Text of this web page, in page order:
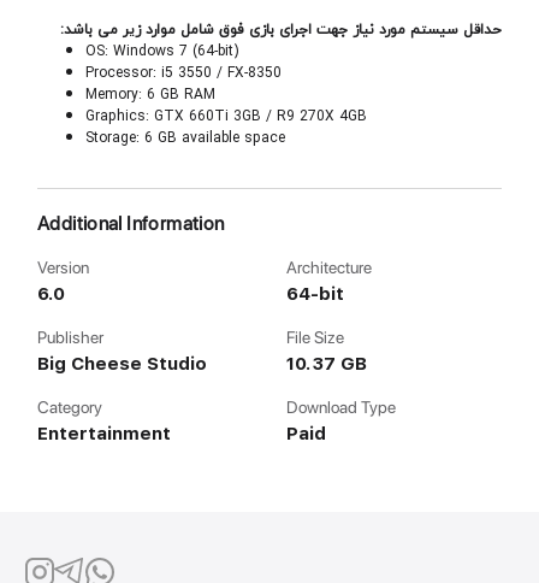
حداقل سیستم مورد نیاز جهت اجرای بازی فوق شامل موارد زیر می باشد:
OS: Windows 7 (64-bit)
Processor: i5 3550 / FX-8350
Memory: 6 GB RAM
Graphics: GTX 660Ti 3GB / R9 270X 4GB
Storage: 6 GB available space
Additional Information
Version
6.0
Architecture
64-bit
Publisher
Big Cheese Studio
File Size
10.37 GB
Category
Entertainment
Download Type
Paid